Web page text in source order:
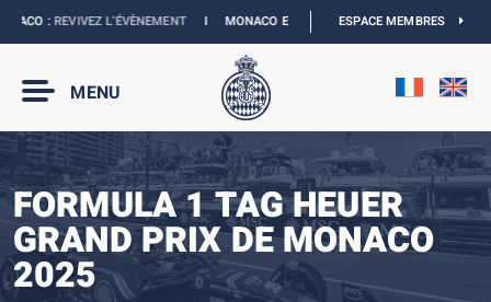
:REVIVEZ L’ÉVÈNEMENTI MONACO E-PRIX 2027 : NOUVELLES DATES I
ESPACE MEMBRES
MENU
FORMULA 1 TAG HEUER
GRAND PRIX DE MONACO
2025